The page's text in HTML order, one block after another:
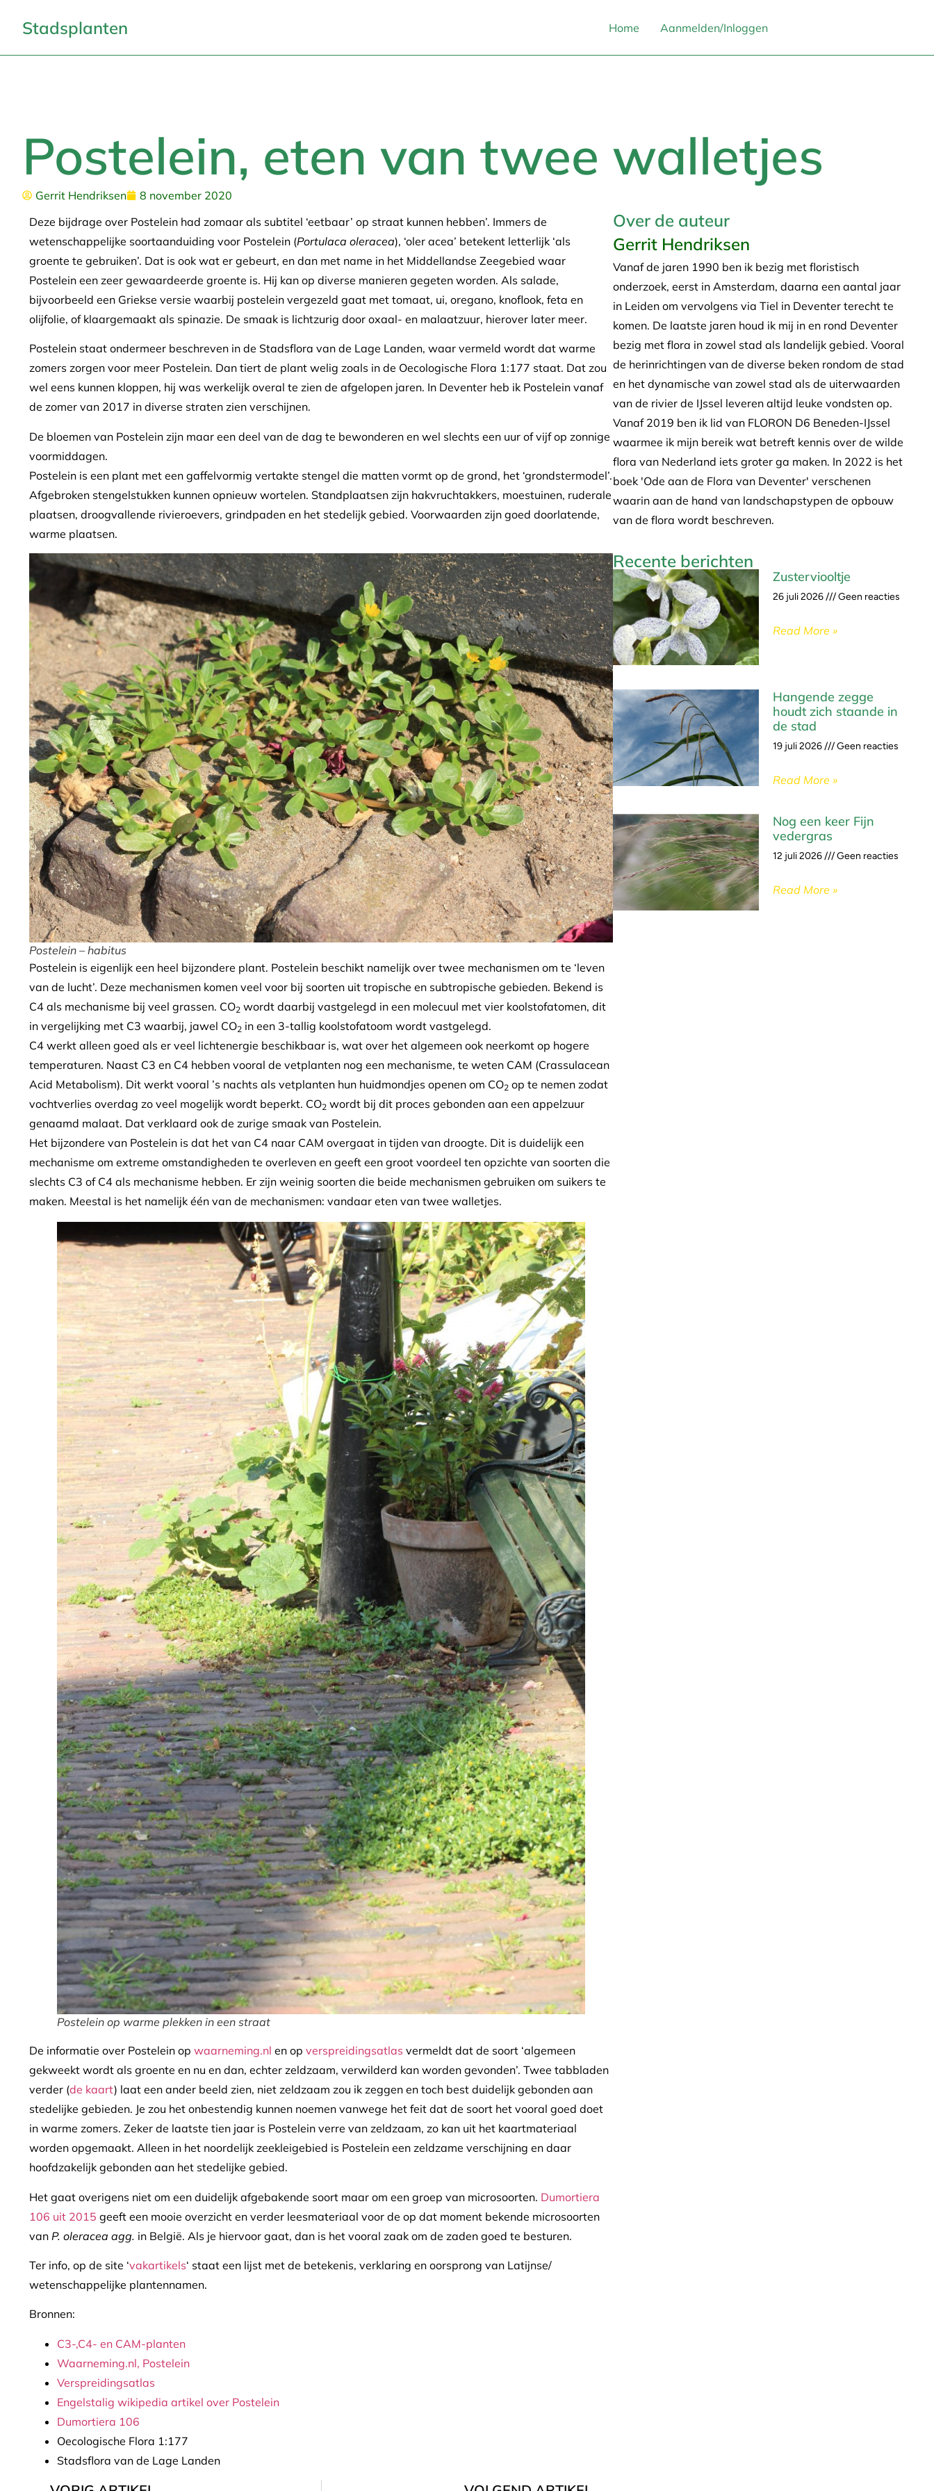
Stadsplanten Home Aanmelden/Inloggen
Postelein, eten van twee walletjes
Gerrit Hendriksen
8 november 2020
Deze bijdrage over Postelein had zomaar als subtitel ‘eetbaar’ op straat kunnen hebben’. Immers de
wetenschappelijke soortaanduiding voor Postelein (Portulaca oleracea), ‘oler acea’ betekent letterlijk ‘als
groente te gebruiken’. Dat is ook wat er gebeurt, en dan met name in het Middellandse Zeegebied waar
Postelein een zeer gewaardeerde groente is. Hij kan op diverse manieren gegeten worden. Als salade,
bijvoorbeeld een Griekse versie waarbij postelein vergezeld gaat met tomaat, ui, oregano, knoflook, feta en
olijfolie, of klaargemaakt als spinazie. De smaak is lichtzurig door oxaal- en malaatzuur, hierover later meer.
Postelein staat ondermeer beschreven in de Stadsflora van de Lage Landen, waar vermeld wordt dat warme
zomers zorgen voor meer Postelein. Dan tiert de plant welig zoals in de Oecologische Flora 1:177 staat. Dat zou
wel eens kunnen kloppen, hij was werkelijk overal te zien de afgelopen jaren. In Deventer heb ik Postelein vanaf
de zomer van 2017 in diverse straten zien verschijnen.
De bloemen van Postelein zijn maar een deel van de dag te bewonderen en wel slechts een uur of vijf op zonnige
voormiddagen.
Postelein is een plant met een gaffelvormig vertakte stengel die matten vormt op de grond, het ‘grondstermodel’.
Afgebroken stengelstukken kunnen opnieuw wortelen. Standplaatsen zijn hakvruchtakkers, moestuinen, ruderale
plaatsen, droogvallende rivieroevers, grindpaden en het stedelijk gebied. Voorwaarden zijn goed doorlatende,
warme plaatsen.
Postelein – habitus
Postelein is eigenlijk een heel bijzondere plant. Postelein beschikt namelijk over twee mechanismen om te ‘leven
van de lucht’. Deze mechanismen komen veel voor bij soorten uit tropische en subtropische gebieden. Bekend is
C4 als mechanisme bij veel grassen. CO2 wordt daarbij vastgelegd in een molecuul met vier koolstofatomen, dit
in vergelijking met C3 waarbij, jawel CO2 in een 3-tallig koolstofatoom wordt vastgelegd.
C4 werkt alleen goed als er veel lichtenergie beschikbaar is, wat over het algemeen ook neerkomt op hogere
temperaturen. Naast C3 en C4 hebben vooral de vetplanten nog een mechanisme, te weten CAM (Crassulacean
Acid Metabolism). Dit werkt vooral ’s nachts als vetplanten hun huidmondjes openen om CO2 op te nemen zodat
vochtverlies overdag zo veel mogelijk wordt beperkt. CO2 wordt bij dit proces gebonden aan een appelzuur
genaamd malaat. Dat verklaard ook de zurige smaak van Postelein.
Het bijzondere van Postelein is dat het van C4 naar CAM overgaat in tijden van droogte. Dit is duidelijk een
mechanisme om extreme omstandigheden te overleven en geeft een groot voordeel ten opzichte van soorten die
slechts C3 of C4 als mechanisme hebben. Er zijn weinig soorten die beide mechanismen gebruiken om suikers te
maken. Meestal is het namelijk één van de mechanismen: vandaar eten van twee walletjes.
Postelein op warme plekken in een straat
De informatie over Postelein op waarneming.nl en op verspreidingsatlas vermeldt dat de soort ‘algemeen
gekweekt wordt als groente en nu en dan, echter zeldzaam, verwilderd kan worden gevonden’. Twee tabbladen
verder (de kaart) laat een ander beeld zien, niet zeldzaam zou ik zeggen en toch best duidelijk gebonden aan
stedelijke gebieden. Je zou het onbestendig kunnen noemen vanwege het feit dat de soort het vooral goed doet
in warme zomers. Zeker de laatste tien jaar is Postelein verre van zeldzaam, zo kan uit het kaartmateriaal
worden opgemaakt. Alleen in het noordelijk zeekleigebied is Postelein een zeldzame verschijning en daar
hoofdzakelijk gebonden aan het stedelijke gebied.
Het gaat overigens niet om een duidelijk afgebakende soort maar om een groep van microsoorten. Dumortiera
106 uit 2015 geeft een mooie overzicht en verder leesmateriaal voor de op dat moment bekende microsoorten
van P. oleracea agg. in België. Als je hiervoor gaat, dan is het vooral zaak om de zaden goed te besturen.
Ter info, op de site ‘vakartikels‘ staat een lijst met de betekenis, verklaring en oorsprong van Latijnse/
wetenschappelijke plantennamen.
Bronnen:
C3-,C4- en CAM-planten
Waarneming.nl, Postelein
Verspreidingsatlas
Engelstalig wikipedia artikel over Postelein
Dumortiera 106
Oecologische Flora 1:177
Stadsflora van de Lage Landen
Over de auteur
Gerrit Hendriksen
Vanaf de jaren 1990 ben ik bezig met floristisch
onderzoek, eerst in Amsterdam, daarna een aantal jaar
in Leiden om vervolgens via Tiel in Deventer terecht te
komen. De laatste jaren houd ik mij in en rond Deventer
bezig met flora in zowel stad als landelijk gebied. Vooral
de herinrichtingen van de diverse beken rondom de stad
en het dynamische van zowel stad als de uiterwaarden
van de rivier de IJssel leveren altijd leuke vondsten op.
Vanaf 2019 ben ik lid van FLORON D6 Beneden-IJssel
waarmee ik mijn bereik wat betreft kennis over de wilde
flora van Nederland iets groter ga maken. In 2022 is het
boek 'Ode aan de Flora van Deventer' verschenen
waarin aan de hand van landschapstypen de opbouw
van de flora wordt beschreven.
Recente berichten
Zusterviooltje
26 juli 2026 Geen reacties
Read More »
Hangende zegge
houdt zich staande in
de stad
19 juli 2026 Geen reacties
Read More »
Nog een keer Fijn
vedergras
12 juli 2026 Geen reacties
Read More »